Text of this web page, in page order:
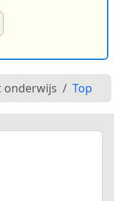
onderwijs Top